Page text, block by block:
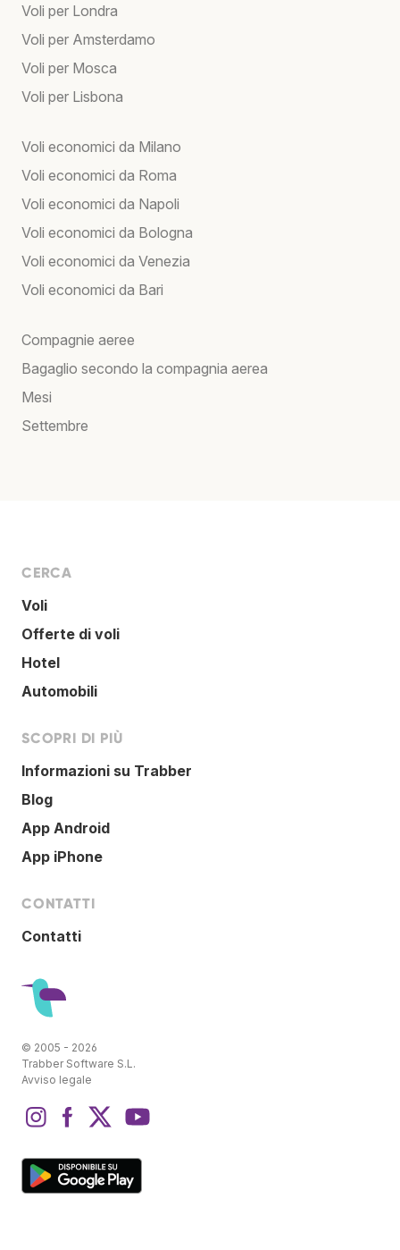
Voli per Londra
Voli per Amsterdamo
Voli per Mosca
Voli per Lisbona
Voli economici da Milano
Voli economici da Roma
Voli economici da Napoli
Voli economici da Bologna
Voli economici da Venezia
Voli economici da Bari
Compagnie aeree
Bagaglio secondo la compagnia aerea
Mesi
Settembre
CERCA
Voli
Offerte di voli
Hotel
Automobili
SCOPRI DI PIÙ
Informazioni su Trabber
Blog
App Android
App iPhone
CONTATTI
Contatti
© 2005 - 2026
Trabber Software S.L.
Avviso legale